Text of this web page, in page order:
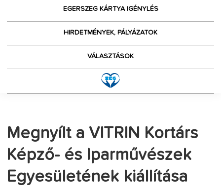
EGERSZEG KÁRTYA IGÉNYLÉS
HIRDETMÉNYEK, PÁLYÁZATOK
VÁLASZTÁSOK
Megnyílt a VITRIN Kortárs
Képző- és Iparművészek
Egyesületének kiállítása